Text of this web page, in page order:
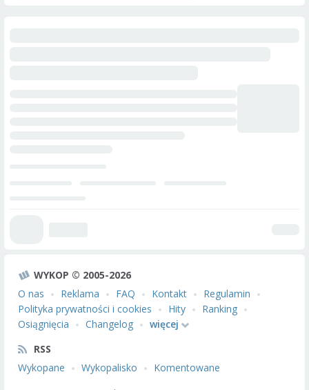
WYKOP © 2005-2026
O nas
Reklama FAQ Kontakt
Regulamin
Polityka prywatności i cookies
Hity
Ranking
Osiągnięcia
Changelog
więcej
RSS
Wykopane
Wykopalisko
Komentowane